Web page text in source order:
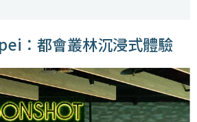
：都會叢林沉浸式體驗